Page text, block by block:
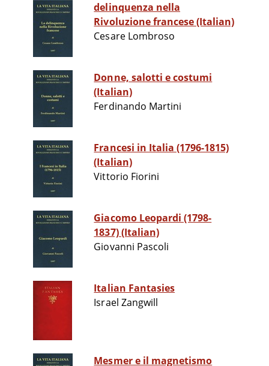
delinquenza nella
Rivoluzione francese (Italian)
Cesare Lombroso
Donne, salotti e costumi
(Italian)
Ferdinando Martini
Francesi in Italia (1796-1815)
(Italian)
Vittorio Fiorini
Giacomo Leopardi (1798-
1837) (Italian)
Giovanni Pascoli
Italian Fantasies
Israel Zangwill
Mesmer e il magnetismo